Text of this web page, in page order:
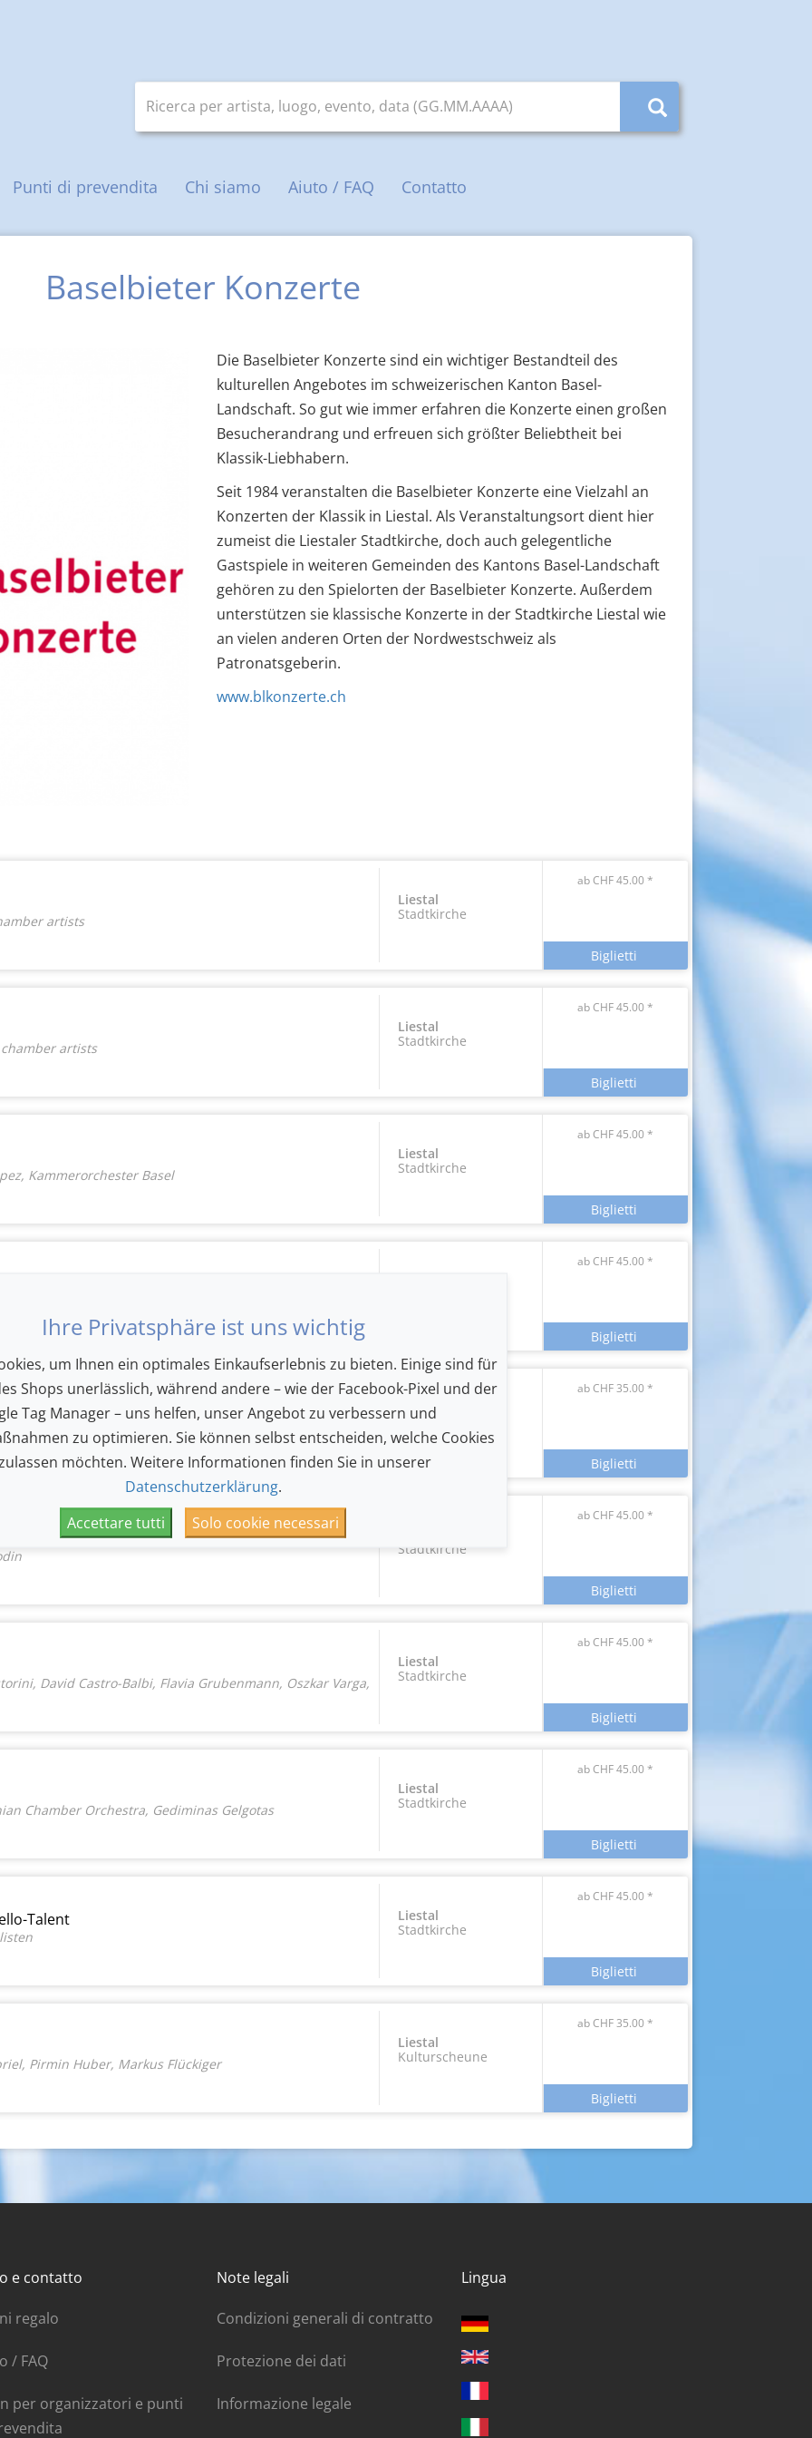
Punti di prevendita Chi siamo Aiuto / FAQ Contatto
Baselbieter Konzerte
Die Baselbieter Konzerte sind ein wichtiger Bestandteil des
kulturellen Angebotes im schweizerischen Kanton Basel-
Landschaft. So gut wie immer erfahren die Konzerte einen großen
Besucherandrang und erfreuen sich größter Beliebtheit bei
Klassik-Liebhabern.
Seit 1984 veranstalten die Baselbieter Konzerte eine Vielzahl an
Konzerten der Klassik in Liestal. Als Veranstaltungsort dient hier
zumeist die Liestaler Stadtkirche, doch auch gelegentliche
Gastspiele in weiteren Gemeinden des Kantons Basel-Landschaft
gehören zu den Spielorten der Baselbieter Konzerte. Außerdem
unterstützen sie klassische Konzerte in der Stadtkirche Liestal wie
an vielen anderen Orten der Nordwestschweiz als
Patronatsgeberin.
www.blkonzerte.ch
artists
Liestal
Stadtkirche
ab CHF 45.00 *
chamber artists
Liestal
Stadtkirche
ab CHF 45.00 *
Kammerorchester Basel
Liestal
Stadtkirche
ab CHF 45.00 *
Thomas Reif, Karel Bredenhorst
ab CHF 45.00 *
Liestal
Kulturscheune
ab CHF 35.00 *
Stadtkirche
ab CHF 45.00 *
David Castro-Balbi, Flavia Grubenmann, Oszkar Varga,
Liestal
Stadtkirche
ab CHF 45.00 *
Chamber Orchestra, Gediminas Gelgotas
Liestal
Stadtkirche
ab CHF 45.00 *
Talent
Liestal
Stadtkirche
ab CHF 45.00 *
Pirmin Huber, Markus Flückiger
Liestal
Kulturscheune
ab CHF 35.00 *
e contatto
regalo
/ FAQ
per organizzatori e punti
Note legali
Condizioni generali di contratto
Protezione dei dati
Informazione legale
Lingua
Ihre Privatsphäre ist uns wichtig
um Ihnen ein optimales Einkaufserlebnis zu bieten. Einige sind für
Shops unerlässlich, während andere – wie der Facebook-Pixel und der
Tag Manager – uns helfen, unser Angebot zu verbessern und
zu optimieren. Sie können selbst entscheiden, welche Cookies
möchten. Weitere Informationen finden Sie in unserer
Datenschutzerklärung.
Accettare tutti
Solo cookie necessari